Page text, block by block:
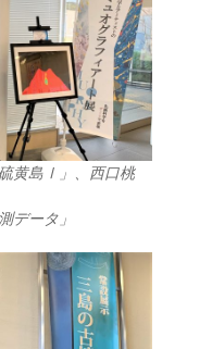
黄島Ⅰ」、西口桃
データ」